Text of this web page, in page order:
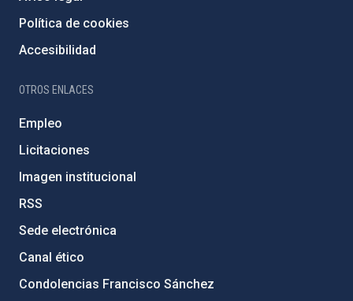
Política de cookies
Accesibilidad
OTROS ENLACES
Empleo
Licitaciones
Imagen institucional
RSS
Sede electrónica
Canal ético
Condolencias Francisco Sánchez